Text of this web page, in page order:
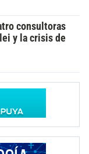
consultoras
y la crisis de